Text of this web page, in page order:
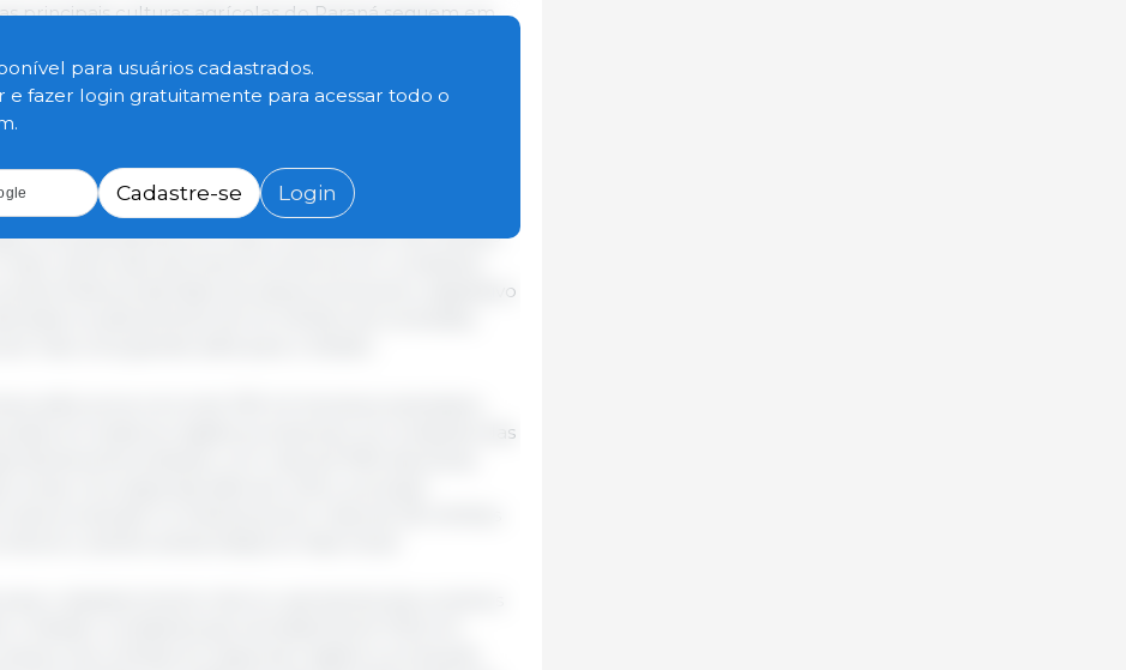
principais culturas agrícolas do Paraná seguem em
Secretaria de Estado da Agricultura e do
levantamento mais recente do Sistema de
Subjetiva (PSS), referente à segunda semana de
aqui para acessar a íntegra do relatório.
paranaense, já ocupa uma área de 4,8 milhões
parte das lavouras encontra-se em condições
das fases de desenvolvimento vegetativo
é praticamente de 22 milhões de toneladas,
mais uma grande safra para o Estado.
em todas as regiões produtoras. As condições das
positivas, com mais de 90% das áreas
boas. Já a segunda safra de milho, principal
produzido no Paraná, já tem mais de 2,8 milhões
o plantio ainda esteja em fase inicial.
o abastecimento interno, apresenta dois cenários
o Estado contabiliza aproximadamente 103,6 mil
da colheita em algumas regiões e produção
para usuários cadastrados.
e fazer login gratuitamente para acessar todo o
Cadastre-se Login